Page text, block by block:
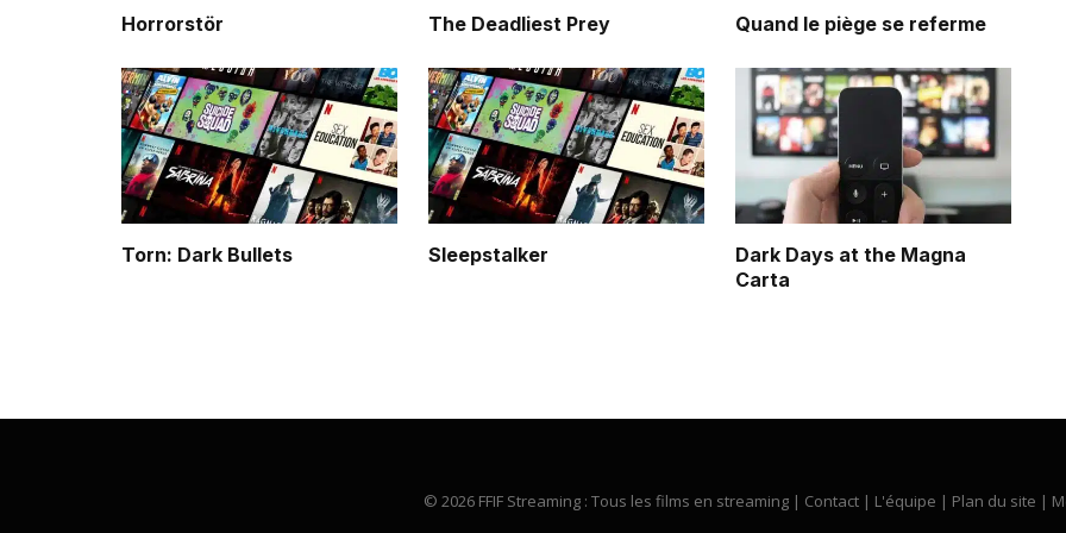
Horrorstör The Deadliest Prey Quand le piège se referme
Torn: Dark Bullets Sleepstalker
Dark Days at the Magna
Carta
© 2026 FFIF Streaming : Tous les films en streaming | Contact | L'équipe | Plan du site |